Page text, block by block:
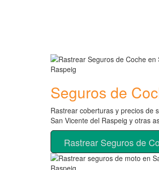
Seguros de
Rastrear coberturas y precios de
San Vicente del Raspeig y otras
Rastrear Seguros de